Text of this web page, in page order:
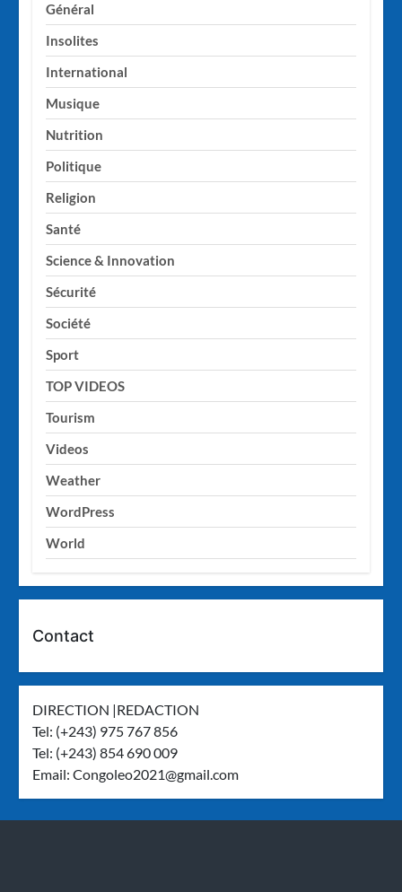
Général
Insolites
International
Musique
Nutrition
Politique
Religion
Santé
Science & Innovation
Sécurité
Société
Sport
TOP VIDEOS
Tourism
Videos
Weather
WordPress
World
Contact
DIRECTION |REDACTION
Tel: (+243) 975 767 856
Tel: (+243) 854 690 009
Email:Congoleo2021@gmail.com